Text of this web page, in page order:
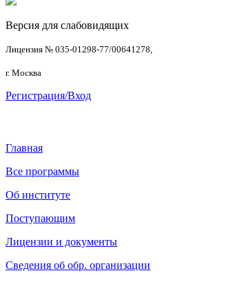
Версия для слабовидящих
Лицензия № 035-01298-77/00641278,
г. Москва
Регистрация/Вход
Главная
Все программы
Об институте
Поступающим
Лицензии и документы
Сведения об обр. организации